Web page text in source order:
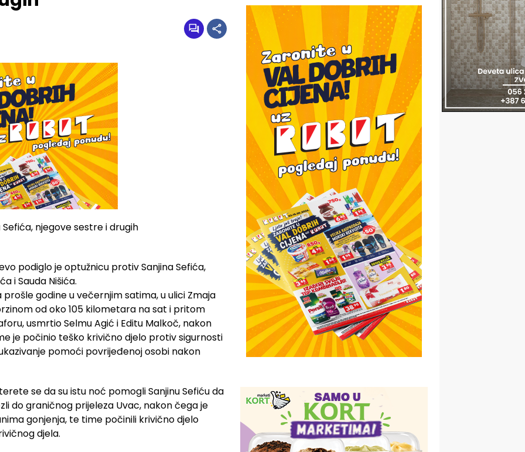
podiglo je optužnicu protiv Sanjina Sefića,
i Sauda Nišića.
godine u večernjim satima, u ulici Zmaja
od oko 105 kilometara na sat i pritom
usmrtio Selmu Agić i Editu Malkoč, nakon
je počinio teško krivično djelo protiv sigurnosti
pomoći povrijeđenoj osobi nakon
se da su istu noć pomogli Sanjinu Sefiću da
do graničnog prijeleza Uvac, nakon čega je
gonjenja, te time počinili krivično djelo
djela.